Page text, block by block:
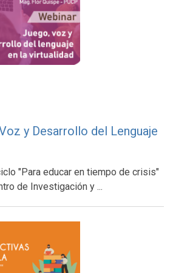
y Desarrollo del Lenguaje
"Para educar en tiempo de crisis"
de Investigación y ...